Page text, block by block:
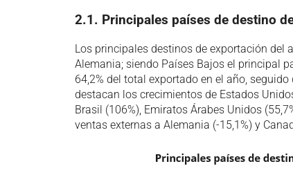
2.1. Principales países de destino
Los principales destinos de exportación del
Alemania; siendo Países Bajos el principal
64,2% del total exportado en el año,
destacan los crecimientos de Estados
Brasil (106%), Emiratos Árabes Unidos
ventas externas a Alemania (-15,1%) y